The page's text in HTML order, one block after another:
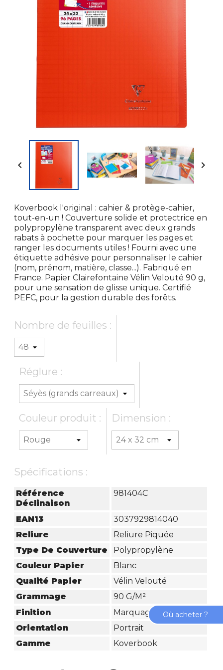
 
Koverbook l'original : cahier & protège-cahier,
tout-en-un ! Couverture solide et protectrice en
polypropylène transparent avec deux grands
rabats à pochette pour marquer les pages et
ranger les documents utiles ! Fourni avec une
étiquette adhésive pour personnaliser le cahier
(nom, prénom, matière, classe...). Fabriqué en
France. Papier Clairefontaine Vélin Velouté 90 g,
pour une sensation de glisse unique. Certifié
PEFC, pour la gestion durable des forêts.
Nombre de feuilles :
Réglure :
Couleur produit : Dimension :
Spécifications :
Référence
Déclinaison
981404C
EAN13
3037929814040
Reliure
Reliure Piquée
Type De Couverture
Polypropylène
Couleur Papier
Blanc
Qualité Papier
Vélin Velouté
Grammage
90 G/m²
Finition
Marquage Argent
Orientation
Portrait
Gamme
Koverbook
Où acheter ?